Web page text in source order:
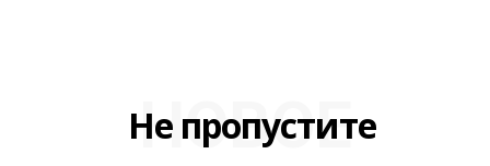
Не пропустите
НОВОЕ